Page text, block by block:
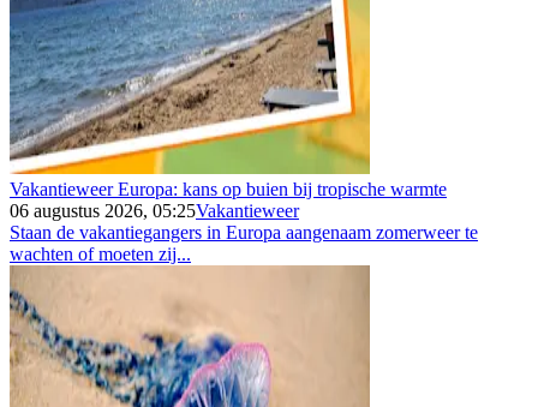
Vakantieweer Europa: kans op buien bij tropische warmte
06 augustus 2026, 05:25Vakantieweer
Staan de vakantiegangers in Europa aangenaam zomerweer te
wachten of moeten zij...